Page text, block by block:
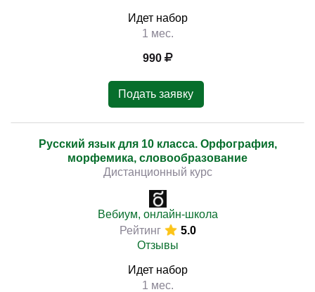
Идет набор
1 мес.
990
Подать заявку
Русский язык для 10 класса. Орфография,
морфемика, словообразование
Дистанционный курс
Вебиум, онлайн-школа
Рейтинг
5.0
Отзывы
Идет набор
1 мес.